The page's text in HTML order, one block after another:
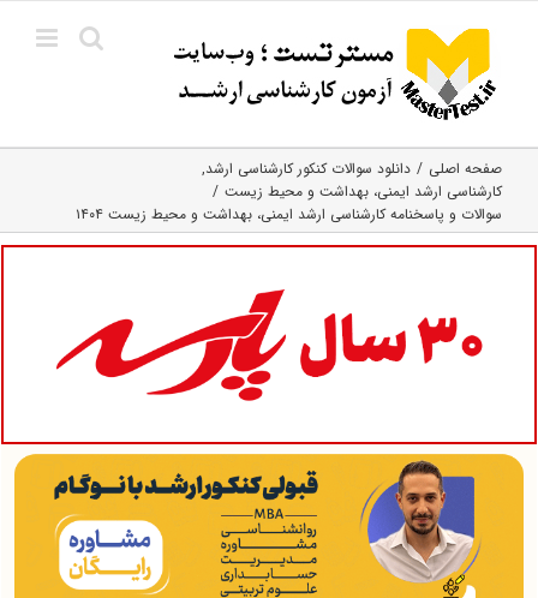
content
صفحه اصلی
دانلود سوالات کنکور کارشناسی ارشد
کارشناسی ارشد ایمنی، بهداشت و محیط زیست
سوالات و پاسخنامه کارشناسی ارشد ایمنی، بهداشت و محیط زیست ۱۴۰۴